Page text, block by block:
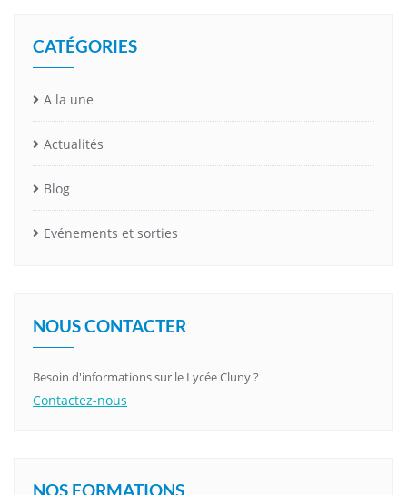
CATÉGORIES
A la une
Actualités
Blog
Evénements et sorties
NOUS CONTACTER
Besoin d'informations sur le Lycée Cluny ?
Contactez-nous
NOS FORMATIONS